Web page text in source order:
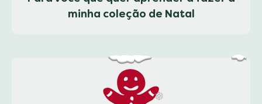
minha coleção de Natal